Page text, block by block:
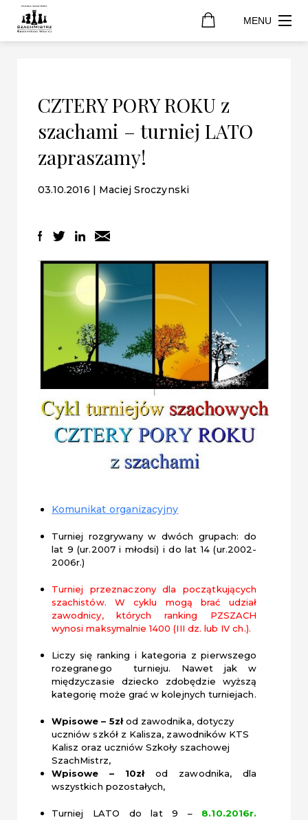
MENU
CZTERY PORY ROKU z
szachami – turniej LATO
zapraszamy!
03.10.2016 | Maciej Sroczynski
Komunikat organizacyjny
Turniej rozgrywany w dwóch grupach: do
lat 9 (ur.2007 i młodsi) i do lat 14 (ur.2002-
2006r.)
Turniej przeznaczony dla początkujących
szachistów. W cyklu mogą brać udział
zawodnicy, których ranking PZSZACH
wynosi maksymalnie 1400 (III dz. lub IV ch.).
Liczy się ranking i kategoria z pierwszego
rozegranego turnieju. Nawet jak w
międzyczasie dziecko zdobędzie wyższą
kategorię może grać w kolejnych turniejach.
Wpisowe – 5złod zawodnika, dotyczy
uczniów szkół z Kalisza, zawodników KTS
Kalisz oraz uczniów Szkoły szachowej
SzachMistrz,
Wpisowe – 10złod zawodnika, dla
wszystkich pozostałych,
Turniej LATO do lat 9 – 8.10.2016r.